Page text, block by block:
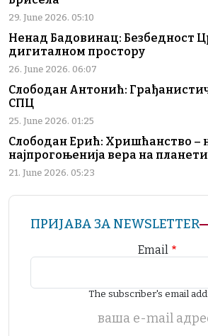
29. June 2026. 05:10
Ненад Бадовинац: Безбедност
дигиталном простору
26. June 2026. 06:07
Слободан Антонић:
СПЦ
25. June 2026. 01:25
Слободан Ерић: Хришћанство –
најпрогоњенија вера на планети
21. June 2026. 05:23
ПРИЈАВА ЗА NEWSLETTER
Email
The subscriber's email
ваша е-mail